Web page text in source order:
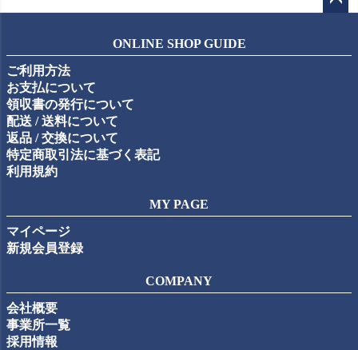
ップ
ONLINE SHOP GUIDE
ご利用方法
お支払について
領収書の発行について
配送 / 送料について
返品 / 交換について
特定商取引法に基づく表記
利用規約
MY PAGE
マイページ
新規会員登録
COMPANY
会社概要
事業所一覧
採用情報